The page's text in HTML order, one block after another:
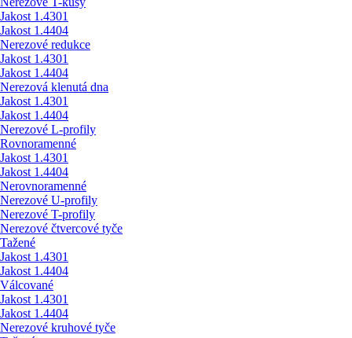
Jakost 1.4301
Jakost 1.4404
Nerezové redukce
Jakost 1.4301
Jakost 1.4404
Nerezová klenutá dna
Jakost 1.4301
Jakost 1.4404
Nerezové L-profily
Rovnoramenné
Jakost 1.4301
Jakost 1.4404
Nerovnoramenné
Nerezové U-profily
Nerezové T-profily
Nerezové čtvercové tyče
Tažené
Jakost 1.4301
Jakost 1.4404
Válcované
Jakost 1.4301
Jakost 1.4404
Nerezové kruhové tyče